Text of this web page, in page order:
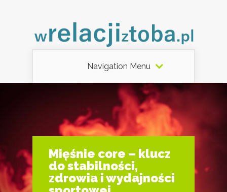
Navigation Menu
Mięśnie core – klucz
do stabilności,
zdrowia i wydajności